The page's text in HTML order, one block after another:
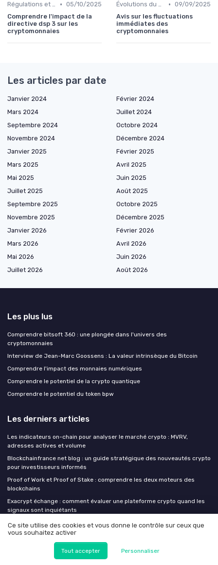
Régulations et législations • 05/10/2025
Comprendre l'impact de la
directive dsp 3 sur les
cryptomonnaies
Évolutions du marché des cryptos • 09/09/2025
Avis sur les fluctuations
immédiates des
cryptomonnaies
Les articles par date
Janvier 2024
Février 2024
Mars 2024
Juillet 2024
Septembre 2024
Octobre 2024
Novembre 2024
Décembre 2024
Janvier 2025
Février 2025
Mars 2025
Avril 2025
Mai 2025
Juin 2025
Juillet 2025
Août 2025
Septembre 2025
Octobre 2025
Novembre 2025
Décembre 2025
Janvier 2026
Février 2026
Mars 2026
Avril 2026
Mai 2026
Juin 2026
Juillet 2026
Août 2026
Les plus lus
Comprendre bitsoft 360 : une plongée dans l'univers des
cryptomonnaies
Interview de Jean-Marc Goossens : La valeur intrinsèque du Bitcoin
Comprendre l'impact des monnaies numériques
Comprendre le potentiel de la crypto quantique
Comprendre le potentiel du token bpw
Les derniers articles
Les indicateurs on-chain pour analyser le marché crypto : MVRV,
adresses actives et volume
Blockchainfrance net blog : un guide stratégique des nouveautés crypto
pour investisseurs informés
Proof of Work et Proof of Stake : comprendre les deux moteurs des
blockchains
Exacrypt échange : comment évaluer une plateforme crypto quand les
signaux sont inquiétants
BonkDAO : quand un vote de gouvernance suffit à vider 20 millions de
dollars
Crypto monnaies
Ce site utilise des cookies et vous donne le contrôle sur ceux que
vous souhaitez activer
Tout accepter Personnaliser